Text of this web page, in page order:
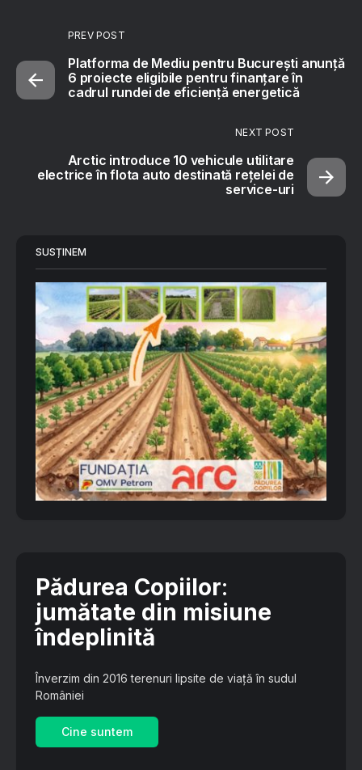
PREV POST
Platforma de Mediu pentru București anunță
6 proiecte eligibile pentru finanțare în
cadrul rundei de eficiență energetică
NEXT POST
Arctic introduce 10 vehicule utilitare
electrice în flota auto destinată rețelei de
service-uri
SUSȚINEM
Pădurea Copiilor:
jumătate din misiune
îndeplinită
Înverzim din 2016 terenuri lipsite de viață în sudul
României
Cine suntem